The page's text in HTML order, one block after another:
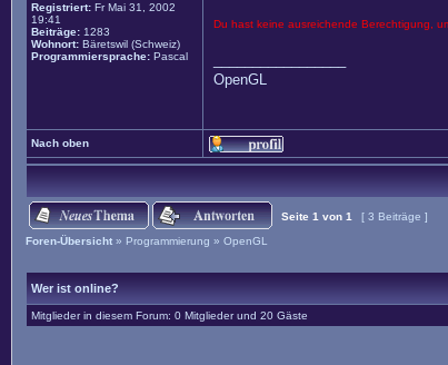
Registriert: Fr Mai 31, 2002
19:41
Beiträge: 1283
Wohnort: Bäretswil (Schweiz)
Programmiersprache: Pascal
Du hast keine ausreichende Berechtigung,
OpenGL
Nach oben
Seite 1 von 1
[ 3 Beiträge ]
Foren-Übersicht » Programmierung » OpenGL
Wer ist online?
Mitglieder in diesem Forum: 0 Mitglieder und 20 Gäste